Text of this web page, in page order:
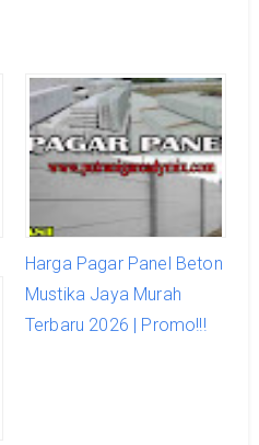
Harga Pagar Panel Beton
Mustika Jaya Murah
Terbaru 2026 | Promo!!!